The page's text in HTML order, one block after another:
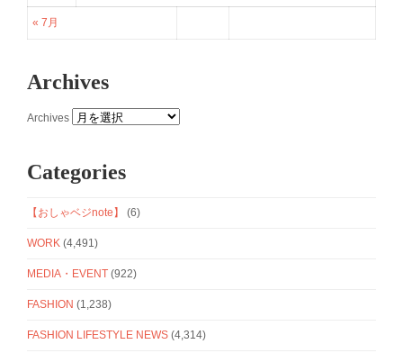
« 7月
Archives
Archives
Categories
【おしゃベジnote】 (6)
WORK (4,491)
MEDIA・EVENT (922)
FASHION (1,238)
FASHION LIFESTYLE NEWS (4,314)